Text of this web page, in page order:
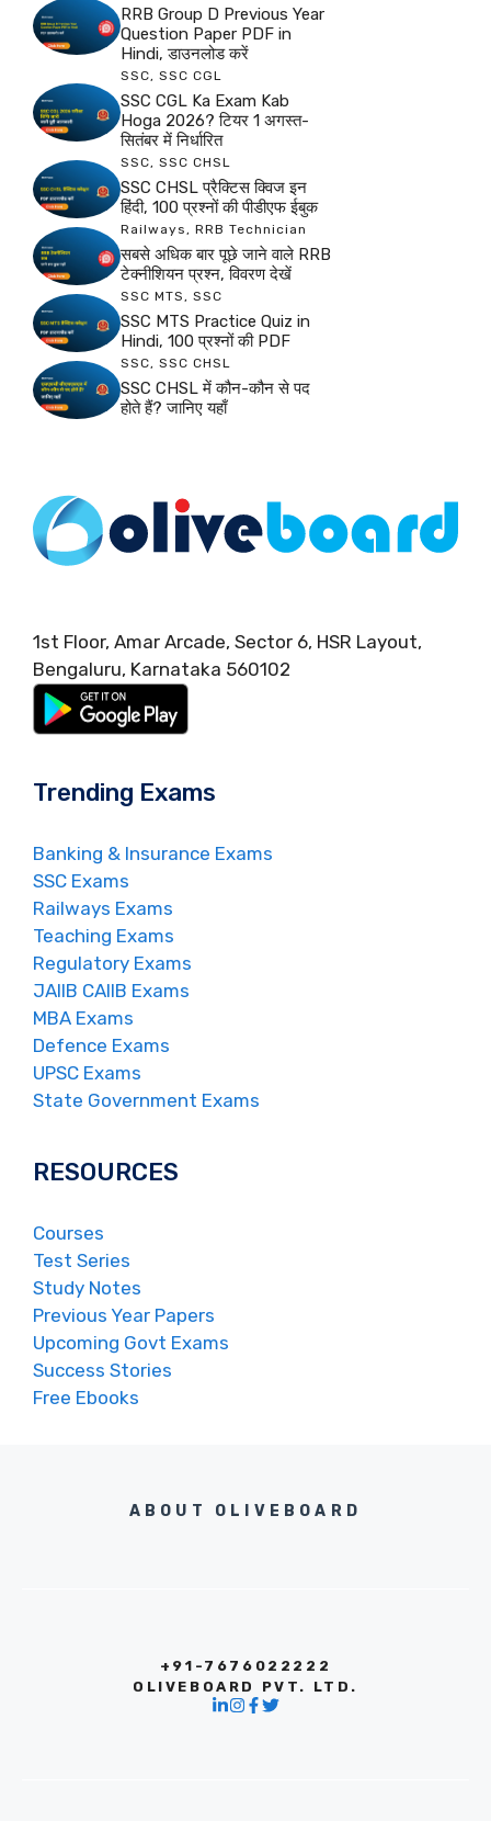
RRB Group D Previous Year
Question Paper PDF in
Hindi, डाउनलोड करें
SSC, SSC CGL
SSC CGL Ka Exam Kab
Hoga 2026? टियर 1 अगस्त-
सितंबर में निर्धारित
SSC, SSC CHSL
SSC CHSL प्रैक्टिस क्विज इन
हिंदी, 100 प्रश्नों की पीडीएफ ईबुक
Railways , RRB Technician
सबसे अधिक बार पूछे जाने वाले RRB
टेक्नीशियन प्रश्न, विवरण देखें
SSC MTS , SSC
SSC MTS Practice Quiz in
Hindi, 100 प्रश्नों की PDF
SSC, SSC CHSL
SSC CHSL में कौन-कौन से पद
होते हैं? जानिए यहाँ
1st Floor, Amar Arcade, Sector 6, HSR Layout,
Bengaluru, Karnataka 560102
Trending Exams
Banking & Insurance Exams
SSC Exams
Railways Exams
Teaching Exams
Regulatory Exams
JAIIB CAIIB Exams
MBA Exams
Defence Exams
UPSC Exams
State Government Exams
RESOURCES
Courses
Test Series
Study Notes
Previous Year Papers
Upcoming Govt Exams
Success Stories
Free Ebooks
ABOUT OLIVEBOARD
+91-7676022222
OLIVEBOARD PVT. LTD.